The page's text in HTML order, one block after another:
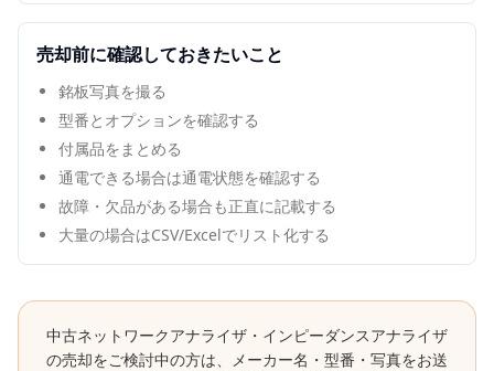
売却前に確認しておきたいこと
銘板写真を撮る
型番とオプションを確認する
付属品をまとめる
通電できる場合は通電状態を確認する
故障・欠品がある場合も正直に記載する
大量の場合はCSV/Excelでリスト化する
中古ネットワークアナライザ・インピーダンスアナライザ
の売却をご検討中の方は、メーカー名・型番・写真をお送